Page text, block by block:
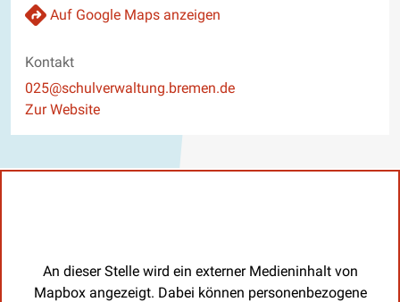
Auf Google Maps anzeigen
Kontakt
E-Mail
025@schulverwaltung.bremen.de
Website
Zur Website
An dieser Stelle wird ein externer Medieninhalt von
Mapbox angezeigt. Dabei können personenbezogene